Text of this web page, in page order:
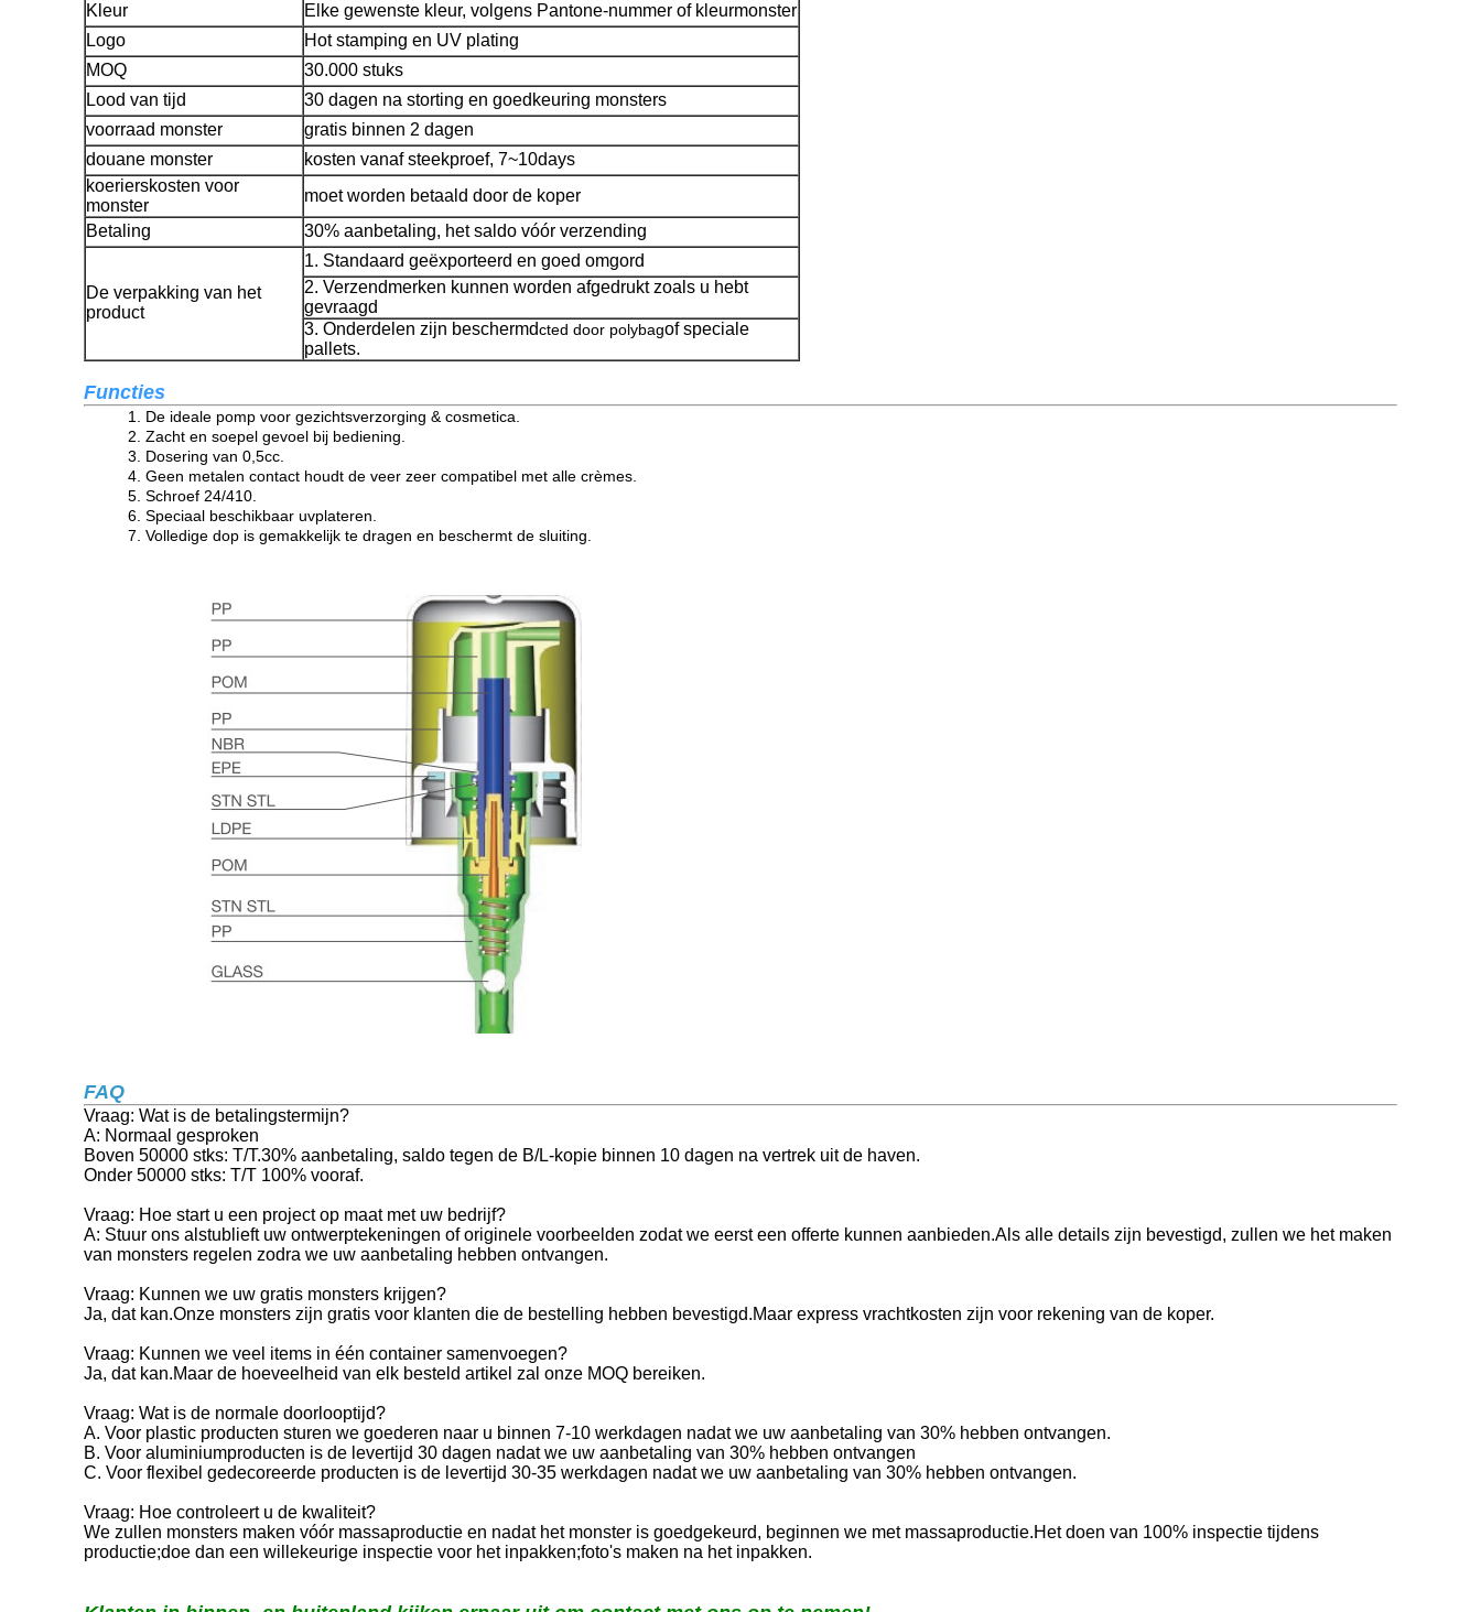
Kleur
Elke gewenste kleur, volgens Pantone-nummer of kleurmonster
Logo
Hot stamping en UV plating
MOQ
30.000 stuks
Lood van tijd
30 dagen na storting en goedkeuring monsters
voorraad monster
gratis binnen 2 dagen
douane monster
kosten vanaf steekproef, 7~10days
koerierskosten voor
monster
moet worden betaald door de koper
Betaling
30% aanbetaling, het saldo vóór verzending
De verpakking van het
product
1. Standaard geëxporteerd en goed omgord
2. Verzendmerken kunnen worden afgedrukt zoals u hebt
gevraagd
3. Onderdelen zijn beschermdcted door polybagof speciale
pallets.
Functies
1. De ideale pomp voor gezichtsverzorging & cosmetica.
2. Zacht en soepel gevoel bij bediening.
3. Dosering van 0,5cc.
4. Geen metalen contact houdt de veer zeer compatibel met alle crèmes.
5. Schroef 24/410.
6. Speciaal beschikbaar uvplateren.
7. Volledige dop is gemakkelijk te dragen en beschermt de sluiting.
FAQ
Vraag: Wat is de betalingstermijn?
A: Normaal gesproken
Boven 50000 stks: T/T.30% aanbetaling, saldo tegen de B/L-kopie binnen 10 dagen na vertrek uit de haven.
Onder 50000 stks: T/T 100% vooraf.
Vraag: Hoe start u een project op maat met uw bedrijf?
A: Stuur ons alstublieft uw ontwerptekeningen of originele voorbeelden zodat we eerst een offerte kunnen aanbieden.Als alle details zijn bevestigd, zullen we het maken
van monsters regelen zodra we uw aanbetaling hebben ontvangen.
Vraag: Kunnen we uw gratis monsters krijgen?
Ja, dat kan.Onze monsters zijn gratis voor klanten die de bestelling hebben bevestigd.Maar express vrachtkosten zijn voor rekening van de koper.
Vraag: Kunnen we veel items in één container samenvoegen?
Ja, dat kan.Maar de hoeveelheid van elk besteld artikel zal onze MOQ bereiken.
Vraag: Wat is de normale doorlooptijd?
A. Voor plastic producten sturen we goederen naar u binnen 7-10 werkdagen nadat we uw aanbetaling van 30% hebben ontvangen.
B. Voor aluminiumproducten is de levertijd 30 dagen nadat we uw aanbetaling van 30% hebben ontvangen
C. Voor flexibel gedecoreerde producten is de levertijd 30-35 werkdagen nadat we uw aanbetaling van 30% hebben ontvangen.
Vraag: Hoe controleert u de kwaliteit?
We zullen monsters maken vóór massaproductie en nadat het monster is goedgekeurd, beginnen we met massaproductie.Het doen van 100% inspectie tijdens
productie;doe dan een willekeurige inspectie voor het inpakken;foto's maken na het inpakken.